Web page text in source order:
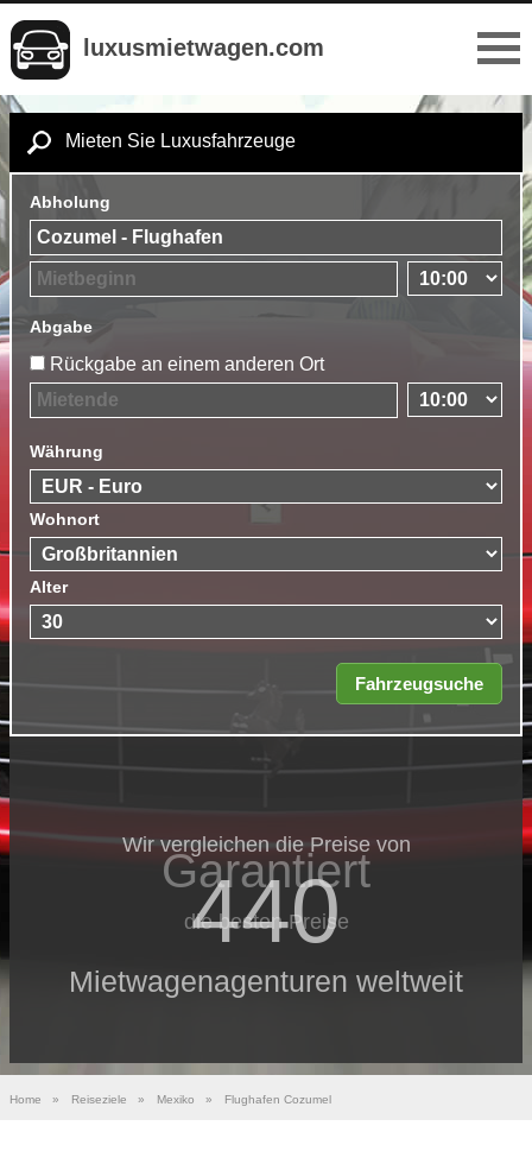
luxusmietwagen.com
Mieten Sie Luxusfahrzeuge
Abholung
Abgabe
Rückgabe an einem anderen Ort
Währung
Wohnort
Alter
Wir vergleichen die Preise von
440
Mietwagenagenturen weltweit
Garantiert
die besten Preise
Home » Reiseziele » Mexiko » Flughafen Cozumel